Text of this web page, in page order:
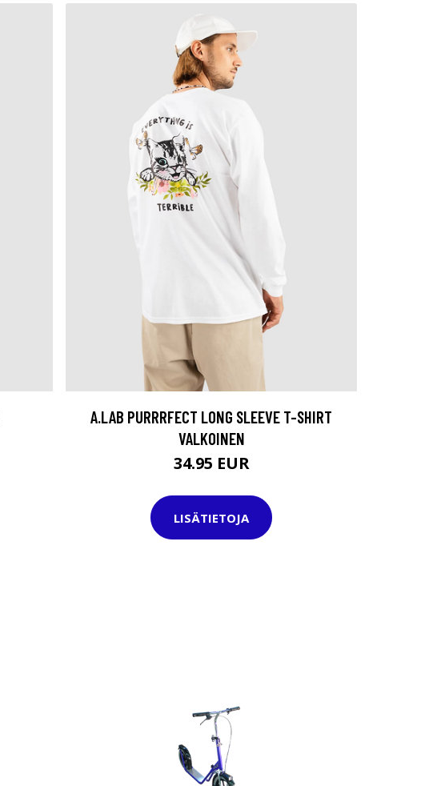
A.LAB PURRRFECT LONG SLEEVE T-SHIRT
VALKOINEN
34.95 EUR
LISÄTIETOJA